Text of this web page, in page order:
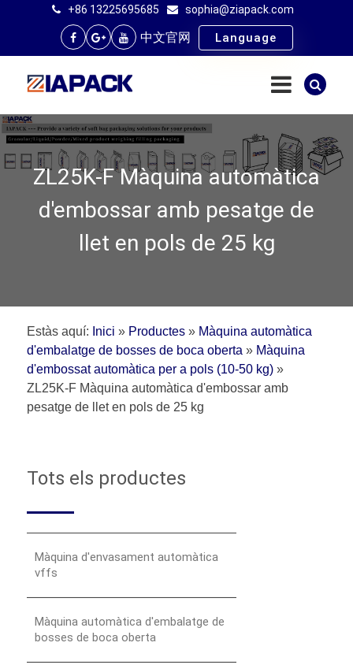
+86 13225695685 sophia@ziapack.com
中文官网 Language
ZL25K-F Màquina automàtica
d'embossar amb pesatge de
llet en pols de 25 kg
Estàs aquí: Inici » Productes » Màquina automàtica
d'embalatge de bosses de boca oberta » Màquina
d'embossat automàtica per a pols (10-50 kg) »
ZL25K-F Màquina automàtica d'embossar amb
pesatge de llet en pols de 25 kg
Tots els productes
Màquina d'envasament automàtica
vffs
Màquina automàtica d'embalatge de
bosses de boca oberta